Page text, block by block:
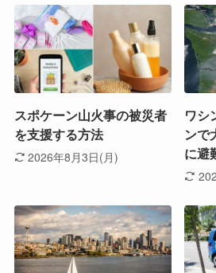
スポケーン山火事の被災者
を支援する方法
2026年8月3日(月)
ワシ
ンで
に避